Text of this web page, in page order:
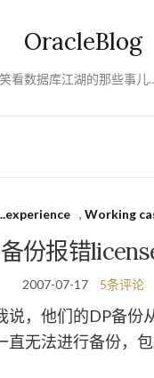
OracleBlog
笑看数据库江湖的那些事
..experience , Working
份报错
2007-07-17 5条评论
说，他们的DP备份
直无法进行备份，